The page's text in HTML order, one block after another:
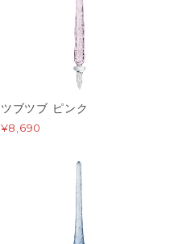
ツブツブ ピンク
¥8,690